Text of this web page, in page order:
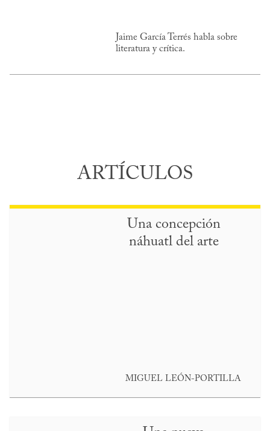
Jaime García Terrés habla sobre
literatura y crítica.
ARTÍCULOS
Una concepción
náhuatl del arte
MIGUEL LEÓN-PORTILLA